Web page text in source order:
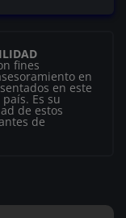
fines
en
en este
Es su
de estos
de